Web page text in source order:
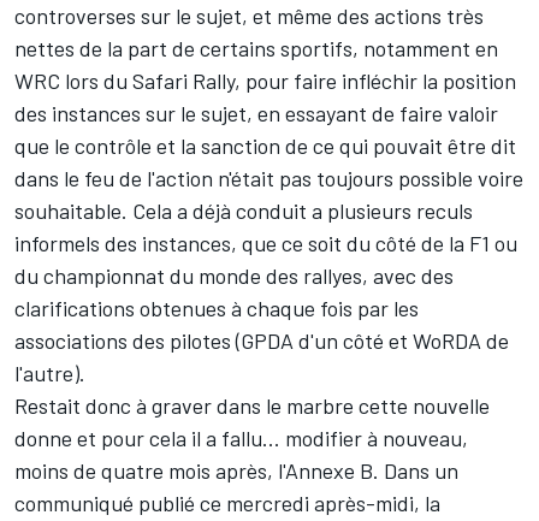
controverses sur le sujet, et même des actions très
nettes de la part de certains sportifs, notamment en
WRC lors du Safari Rally, pour faire infléchir la position
des instances sur le sujet, en essayant de faire valoir
que le contrôle et la sanction de ce qui pouvait être dit
dans le feu de l'action n'était pas toujours possible voire
souhaitable. Cela a déjà conduit a plusieurs reculs
informels des instances, que ce soit du côté de la F1 ou
du championnat du monde des rallyes, avec des
clarifications obtenues à chaque fois par les
associations des pilotes (GPDA d'un côté et WoRDA de
l'autre).
Restait donc à graver dans le marbre cette nouvelle
donne et pour cela il a fallu... modifier à nouveau,
moins de quatre mois après, l'Annexe B. Dans un
communiqué publié ce mercredi après-midi, la